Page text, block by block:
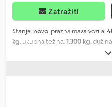
Zatražiti
Stanje: novo, prazna masa vozila:
kg, ukupna težina:1.300 kg,
1.530 mm
mm, dimenzija gume:195/50R13C
spuštanja sa setom bočnih
WOM XT - STS XT O2 13-25-15.1.
Senkomat ili Senklift prikolica,
je za prevoz jednog ili dva